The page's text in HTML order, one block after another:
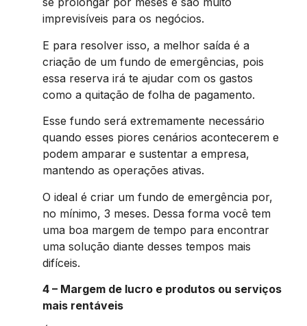
imprevisíveis para os negócios.
E para resolver isso, a melhor saída é a
criação de um fundo de emergências, pois
essa reserva irá te ajudar com os gastos
como a quitação de folha de pagamento.
Esse fundo será extremamente necessário
quando esses piores cenários acontecerem e
podem amparar e sustentar a empresa,
mantendo as operações ativas.
O ideal é criar um fundo de emergência por,
no mínimo, 3 meses. Dessa forma você tem
uma boa margem de tempo para encontrar
uma solução diante desses tempos mais
difíceis.
4 – Margem de lucro e produtos ou serviços
mais rentáveis